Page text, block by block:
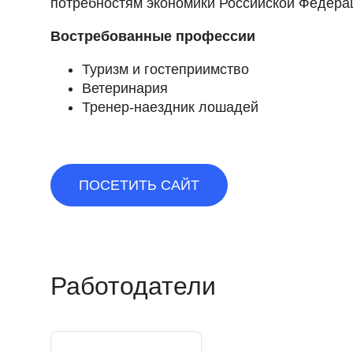
потребностям экономики Российской
Востребованные профессии
Туризм и гостеприимство
Ветеринария
Тренер-наездник лошадей
ПОСЕТИТЬ САЙТ
Работодатели